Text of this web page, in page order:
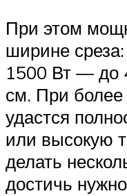
При этом
ширине
1500 Вт — до
см. При
удастся
или высокую
делать
достичь